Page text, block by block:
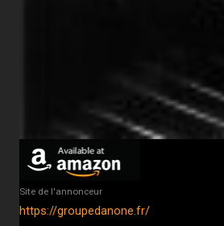
Site de l'annonceur
https://groupedanone.fr/